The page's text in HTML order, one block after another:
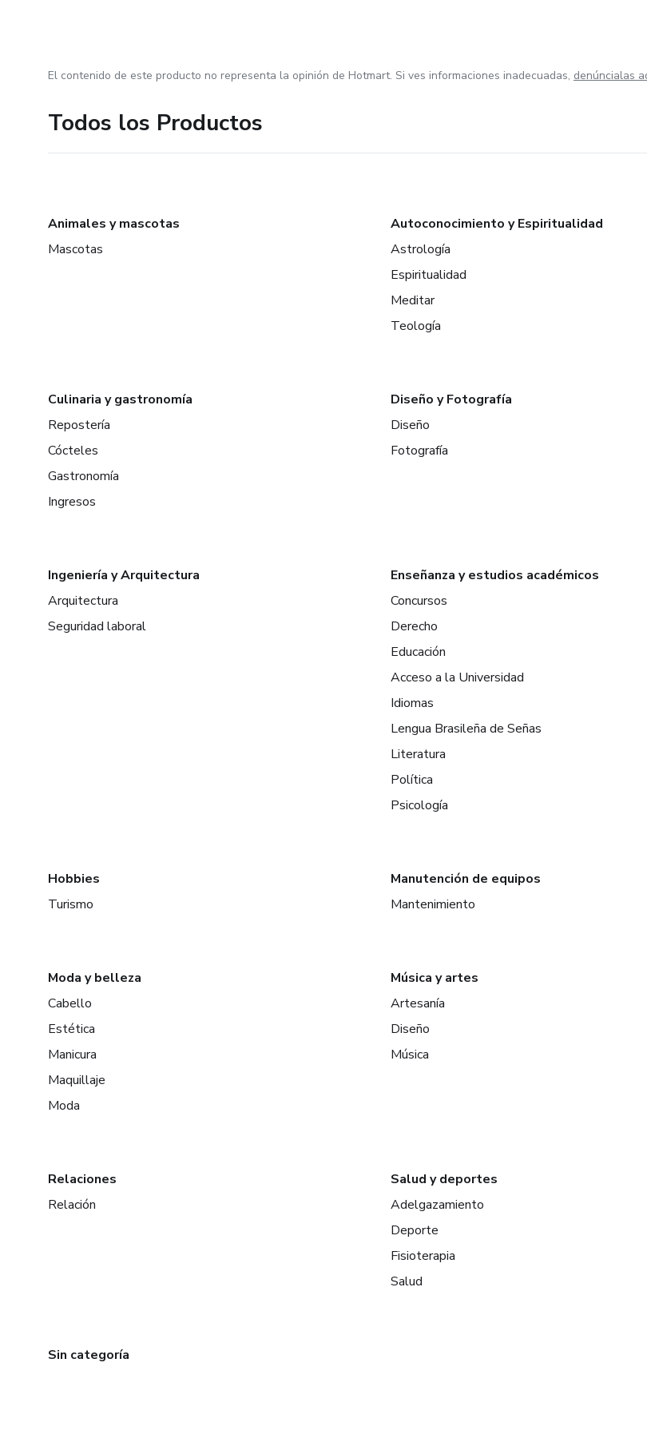
El contenido de este producto no representa la opinión de Hotmart. Si ves informaciones inadecuadas, denúncialas
Todos los Productos
Animales y mascotas
Mascotas
Autoconocimiento y Espiritualidad
Astrología
Espiritualidad
Meditar
Teología
Culinaria y gastronomía
Repostería
Cócteles
Gastronomía
Ingresos
Diseño y Fotografía
Diseño
Fotografía
Ingeniería y Arquitectura
Arquitectura
Seguridad laboral
Enseñanza y estudios académicos
Concursos
Derecho
Educación
Acceso a la Universidad
Idiomas
Lengua Brasileña de Señas
Literatura
Política
Psicología
Hobbies
Turismo
Manutención de equipos
Mantenimiento
Moda y belleza
Cabello
Estética
Manicura
Maquillaje
Moda
Música y artes
Artesanía
Diseño
Música
Relaciones
Relación
Salud y deportes
Adelgazamiento
Deporte
Fisioterapia
Salud
Sin categoría